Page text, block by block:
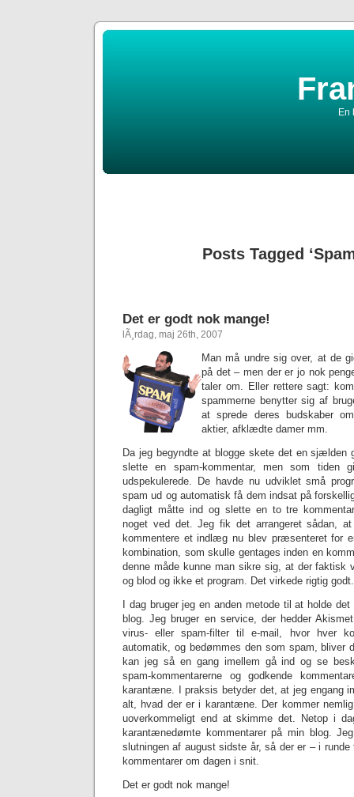
En
Posts Tagged
Det er godt nok mange!
lÃ¸rdag, maj 26th, 2007
Man må undre sig over, at de
på det – men der er jo nok
taler om. Eller rettere sagt:
spammerne benytter sig af
at sprede deres budskaber
aktier, afklædte damer mm.
Da jeg begyndte at blogge skete det en sjælden
slette en spam-kommentar, men som tiden
udspekulerede. De havde nu udviklet små
spam ud og automatisk få dem indsat på
dagligt måtte ind og slette en to tre
noget ved det. Jeg fik det arrangeret sådan,
kommentere et indlæg nu blev præsenteret for
kombination, som skulle gentages inden en
denne måde kunne man sikre sig, at der faktisk
og blod og ikke et program. Det virkede rigtig godt.
I dag bruger jeg en anden metode til at holde
blog. Jeg bruger en service, der hedder
virus- eller spam-filter til e-mail, hvor hver
automatik, og bedømmes den som spam, bliver
kan jeg så en gang imellem gå ind og se
spam-kommentarerne og godkende
karantæne. I praksis betyder det, at jeg engang
alt, hvad der er i karantæne. Der kommer
uoverkommeligt end at skimme det. Netop i
karantænedømte kommentarer på min blog.
slutningen af august sidste år, så der er – i
kommentarer om dagen i snit.
Det er godt nok mange!